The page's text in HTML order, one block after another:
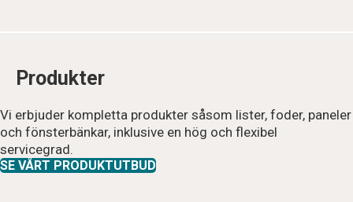
Produkter
Vi erbjuder kompletta produkter såsom lister, foder, paneler
och fönsterbänkar, inklusive en hög och flexibel
servicegrad.
SE VÅRT PRODUKTUTBUD